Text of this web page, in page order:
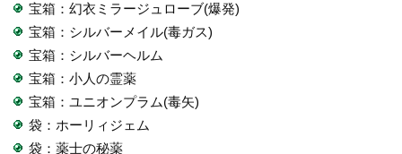
宝箱：幻衣ミラージュローブ(爆発)
宝箱：シルバーメイル(毒ガス)
宝箱：シルバーヘルム
宝箱：小人の霊薬
宝箱：ユニオンプラム(毒矢)
袋：ホーリィジェム
袋：薬士の秘薬